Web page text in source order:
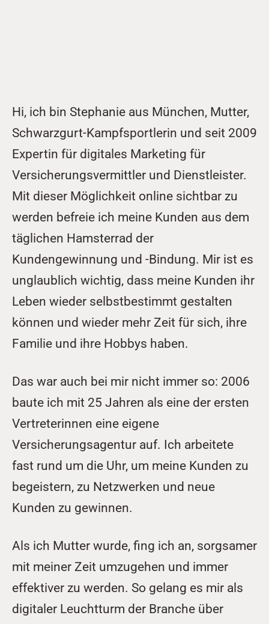
Hi, ich bin Stephanie aus München, Mutter,
Schwarzgurt-Kampfsportlerin und seit 2009
Expertin für digitales Marketing für
Versicherungsvermittler und Dienstleister.
Mit dieser Möglichkeit online sichtbar zu
werden befreie ich meine Kunden aus dem
täglichen Hamsterrad der
Kundengewinnung und -Bindung. Mir ist es
unglaublich wichtig, dass meine Kunden ihr
Leben wieder selbstbestimmt gestalten
können und wieder mehr Zeit für sich, ihre
Familie und ihre Hobbys haben.
Das war auch bei mir nicht immer so: 2006
baute ich mit 25 Jahren als eine der ersten
Vertreterinnen eine eigene
Versicherungsagentur auf. Ich arbeitete
fast rund um die Uhr, um meine Kunden zu
begeistern, zu Netzwerken und neue
Kunden zu gewinnen.
Als ich Mutter wurde, fing ich an, sorgsamer
mit meiner Zeit umzugehen und immer
effektiver zu werden. So gelang es mir als
digitaler Leuchtturm der Branche über